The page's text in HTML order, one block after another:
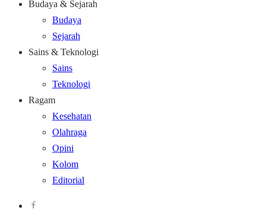
Budaya & Sejarah
Budaya
Sejarah
Sains & Teknologi
Sains
Teknologi
Ragam
Kesehatan
Olahraga
Opini
Kolom
Editorial